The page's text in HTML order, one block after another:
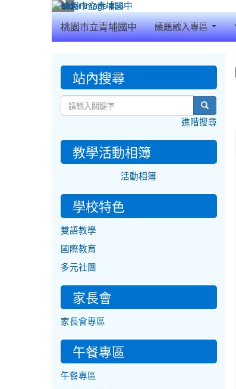
桃園市立青埔國中 議題融入專區
::: 站內搜尋
search
進階搜尋
教學活動相簿
活動相簿
學校特色
雙語教學
國際教育
多元社團
家長會
家長會專區
午餐專區
午餐專區